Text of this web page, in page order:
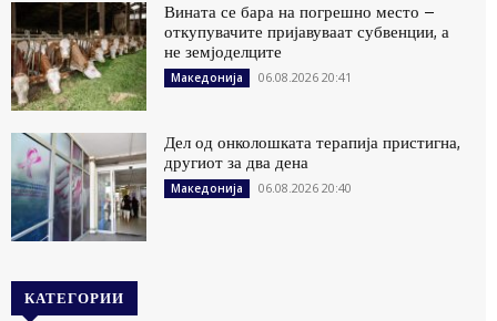
Вината се бара на погрешно место –
откупувачите пријавуваат субвенции, а
не земјоделците
Македонија 06.08.2026 20:41
Дел од онколошката терапија пристигна,
другиот за два дена
Македонија 06.08.2026 20:40
КАТЕГОРИИ